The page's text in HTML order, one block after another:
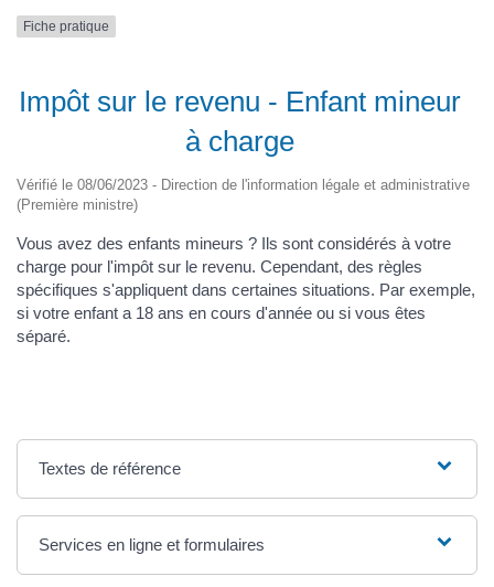
Fiche pratique
Impôt sur le revenu - Enfant mineur
à charge
Vérifié le 08/06/2023 - Direction de l'information légale et administrative
(Première ministre)
Vous avez des enfants mineurs ? Ils sont considérés à votre
charge pour l'impôt sur le revenu. Cependant, des règles
spécifiques s'appliquent dans certaines situations. Par exemple,
si votre enfant a 18 ans en cours d'année ou si vous êtes
séparé.
Textes de référence
Services en ligne et formulaires